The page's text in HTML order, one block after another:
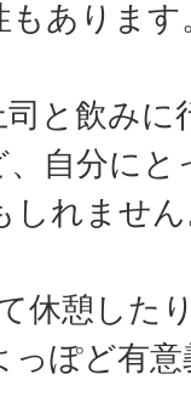
もあります
と飲み
自分に
しれませ
休憩した
っぽど有